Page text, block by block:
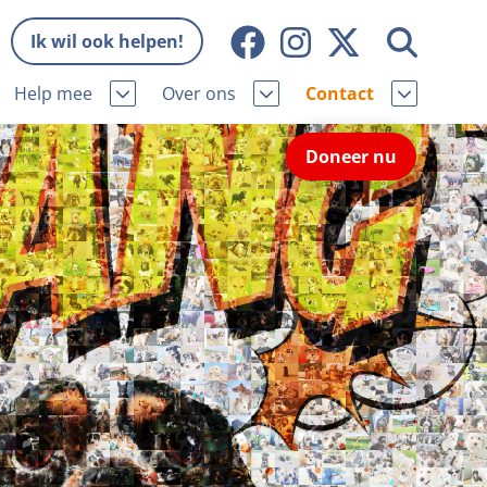
Ik wil ook helpen!
Help mee Over ons
Missie en visie
Wat wij doen
Onze organisatie
Samenwerking
Bekende vrienden
Jaarverslag
Vacatures
Donateursmagazine Hond
Contact
Contactgegevens
Pers
Nieuws
Veelgestelde vragen
Melding hondenleed
Nieuwsbrief
Incassodata
Doneer nu